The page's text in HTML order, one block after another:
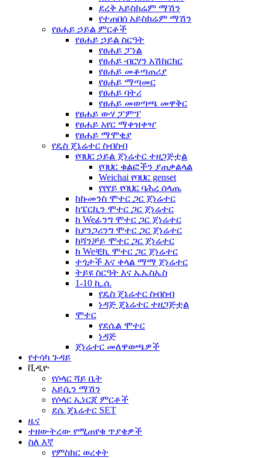
ደረቅ አይስክሬም ማሽን
የተጠበሰ አይስክሬም ማሽን
የፀሐይ ኃይል ምርቶች
የፀሐይ ኃይል ስርዓት
የፀሐይ ፓነል
የፀሐይ ብርሃን አሽከርክር
የፀሐይ መቆጣጠሪያ
የፀሐይ ማጣመር
የፀሐይ ባትሪ
የፀሐይ መወጣጫ መዋቅር
የፀሐይ ውሃ ፓምፕ
የፀሐይ አየር ማቀዝቀዣ
የፀሐይ ማሞቂያ
የዴስ ጄኔሬተር ስብስብ
የባህር ኃይል ጀነሬተር ተዘጋጅቷል
የባህር ቁልፎችን ያጠቃልላል
Weichai የባህር genset
የየየይ የባህር ባሕረ ሰላጤ
ከኩመንስ ሞተር ጋር ጀነሬተር
ከፔርኪን ሞተር ጋር ጀነሬተር
ከ Weፊንግ ሞተር ጋር ጀነሬተር
ከያንጋሪንግ ሞተር ጋር ጀነሬተር
ከሻንቻይ ሞተር ጋር ጀነሬተር
ከ Weቺኪ ሞተር ጋር ጀነሬተር
ተጎታች እና ቀላል ማማ ጀነሬተር
ትይዩ ስርዓት እና ኤኤስኤስ
1-10 ኪ.ሰ.
የዴስ ጄኔሬተር ስብስብ
ነዳጅ ጄኔሬተር ተዘጋጅቷል
ሞተር
የደሴል ሞተር
ነዳጅ
ጀነሬተር መለዋወጫዎች
የተሳካ ጉዳይ
ቪዲዮ
የሶላር ሻይ ቤት
አይሲን ማሽን
የሶላር ኢነርጂ ምርቶች
ደሴ ጄኔሬተር SET
ዜና
ተዘውትረው የሚጠየቁ ጥያቄዎች
ስለ እኛ
የምስክር ወረቀት